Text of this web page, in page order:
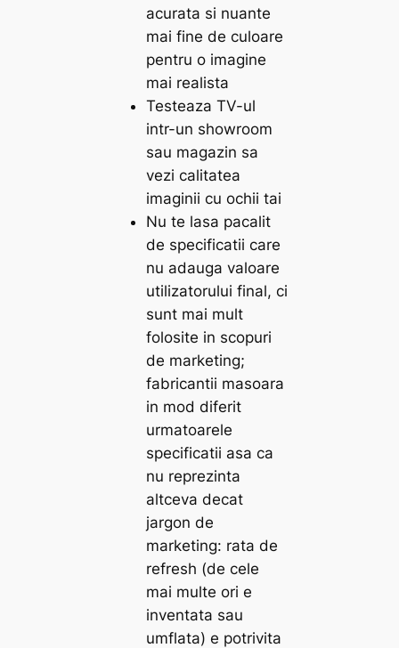
acurata si nuante
mai fine de culoare
pentru o imagine
mai realista
Testeaza TV-ul
intr-un showroom
sau magazin sa
vezi calitatea
imaginii cu ochii tai
Nu te lasa pacalit
de specificatii care
nu adauga valoare
utilizatorului final, ci
sunt mai mult
folosite in scopuri
de marketing;
fabricantii masoara
in mod diferit
urmatoarele
specificatii asa ca
nu reprezinta
altceva decat
jargon de
marketing: rata de
refresh (de cele
mai multe ori e
inventata sau
umflata) e potrivita